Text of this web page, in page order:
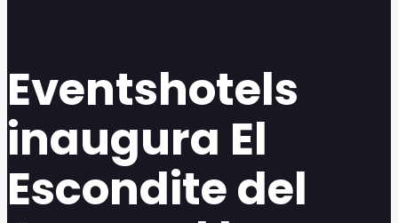
Eventshotels
inaugura El
Escondite del